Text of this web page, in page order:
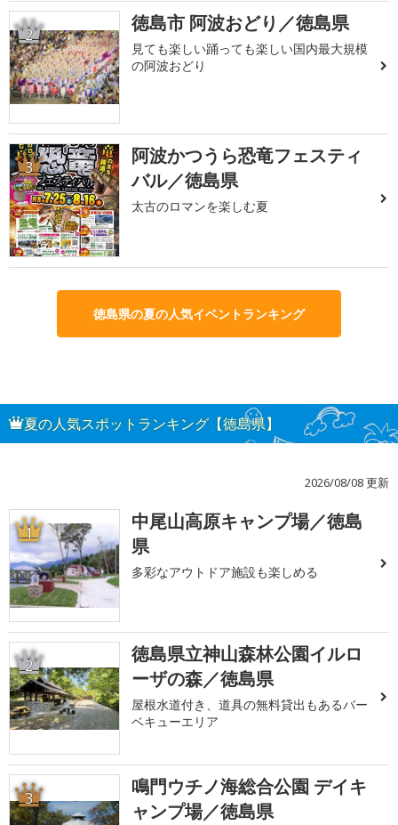
2 徳島市 阿波おどり／徳島県
見ても楽しい踊っても楽しい国内最大規模
の阿波おどり
3
阿波かつうら恐竜フェスティ
バル／徳島県
太古のロマンを楽しむ夏
徳島県の夏の人気イベントランキング
夏の人気スポットランキング【徳島県】
2026/08/08 更新
1
中尾山高原キャンプ場／徳島
県
多彩なアウトドア施設も楽しめる
2
徳島県立神山森林公園イルロ
ーザの森／徳島県
屋根水道付き、道具の無料貸出もあるバー
ベキューエリア
3
鳴門ウチノ海総合公園 デイキ
ャンプ場／徳島県